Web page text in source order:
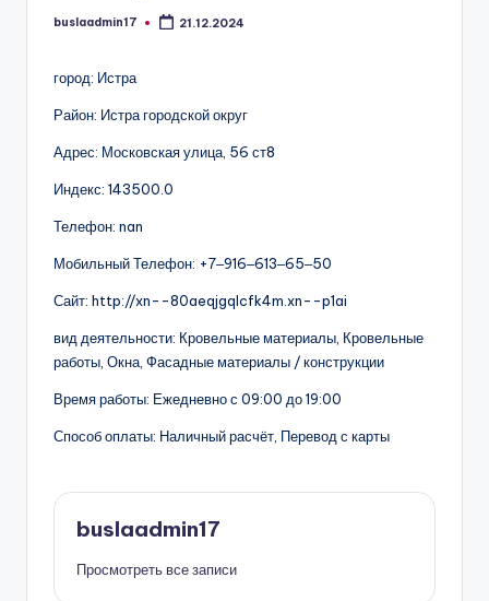
Запись
buslaadmin17 21.12.2024
город: Истра
Район: Истра городской округ
Адрес: Московская улица, 56 ст8
Индекс: 143500.0
Телефон: nan
Мобильный Телефон: +7‒916‒613‒65‒50
Сайт: http://xn--80aeqjgqlcfk4m.xn--p1ai
вид деятельности: Кровельные материалы, Кровельные
работы, Окна, Фасадные материалы / конструкции
Время работы: Ежедневно с 09:00 до 19:00
Способ оплаты: Наличный расчёт, Перевод с карты
buslaadmin17
Просмотреть все записи